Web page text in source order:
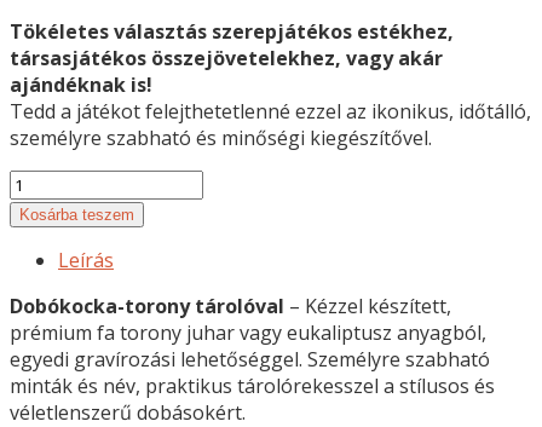
Tökéletes választás szerepjátékos estékhez,
társasjátékos összejövetelekhez, vagy akár
ajándéknak is!
Tedd a játékot felejthetetlenné ezzel az ikonikus, időtálló,
személyre szabható és minőségi kiegészítővel.
Dobókocka
torony
-
Eukaliptusz
mennyiség
Kosárba teszem
Leírás
Dobókocka-torony tárolóval – Kézzel készített,
prémium fa torony juhar vagy eukaliptusz anyagból,
egyedi gravírozási lehetőséggel. Személyre szabható
minták és név, praktikus tárolórekesszel a stílusos és
véletlenszerű dobásokért.